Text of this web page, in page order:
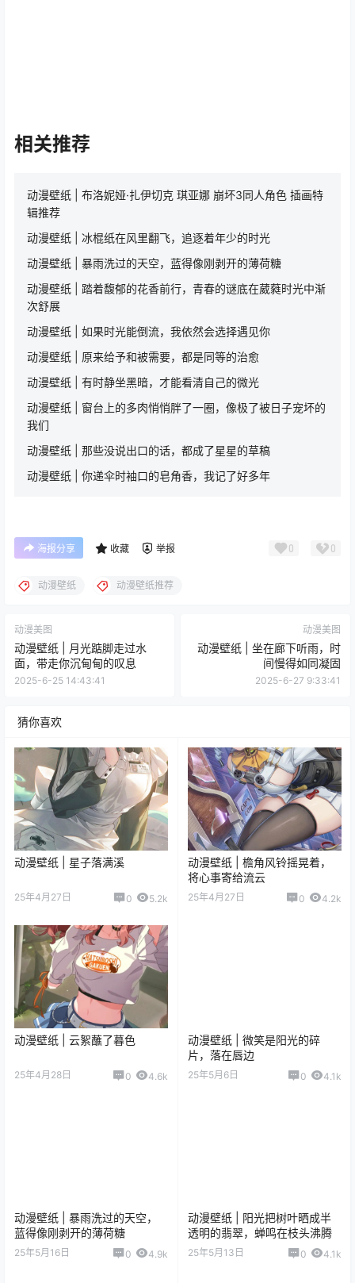
相关推荐
动漫壁纸 | 布洛妮娅·扎伊切克 琪亚娜 崩坏3同人角色 插画特
辑推荐
动漫壁纸 | 冰棍纸在风里翻飞，追逐着年少的时光
动漫壁纸 | 暴雨洗过的天空，蓝得像刚剥开的薄荷糖
动漫壁纸 | 踏着馥郁的花香前行，青春的谜底在葳蕤时光中渐
次舒展
动漫壁纸 | 如果时光能倒流，我依然会选择遇见你
动漫壁纸 | 原来给予和被需要，都是同等的治愈
动漫壁纸 | 有时静坐黑暗，才能看清自己的微光
动漫壁纸 | 窗台上的多肉悄悄胖了一圈，像极了被日子宠坏的
我们
动漫壁纸 | 那些没说出口的话，都成了星星的草稿
动漫壁纸 | 你递伞时袖口的皂角香，我记了好多年
海报分享 收藏 举报 0 0
动漫壁纸 动漫壁纸推荐
动漫美图
动漫壁纸 | 月光踮脚走过水
面，带走你沉甸甸的叹息
2025-6-25 14:43:41
动漫美图
动漫壁纸 | 坐在廊下听雨，时
间慢得如同凝固
2025-6-27 9:33:41
猜你喜欢
动漫壁纸 | 星子落满溪
25年4月27日 0 5.2k
动漫壁纸 | 檐角风铃摇晃着，
将心事寄给流云
25年4月27日 0 4.2k
动漫壁纸 | 云絮蘸了暮色
25年4月28日 0 4.6k
动漫壁纸 | 微笑是阳光的碎
片，落在唇边
25年5月6日 0 4.1k
动漫壁纸 | 暴雨洗过的天空，
蓝得像刚剥开的薄荷糖
25年5月16日 0 4.9k
动漫壁纸 | 阳光把树叶晒成半
透明的翡翠，蝉鸣在枝头沸腾
25年5月13日 0 4.1k